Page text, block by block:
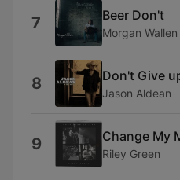
7 Beer Don't
Morgan Wallen
8 Don't Give
Jason Aldean
9 Change My
Riley Green